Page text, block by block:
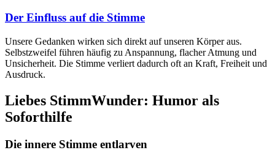
Der Einfluss auf die Stimme
Unsere Gedanken wirken sich direkt auf unseren Körper aus.
Selbstzweifel führen häufig zu Anspannung, flacher Atmung und
Unsicherheit. Die Stimme verliert dadurch oft an Kraft, Freiheit und
Ausdruck.
Liebes StimmWunder: Humor als
Soforthilfe
Die innere Stimme entlarven